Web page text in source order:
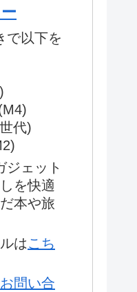
で以下を
代)
ジェット
を快適
本や旅
はこち
お問い合